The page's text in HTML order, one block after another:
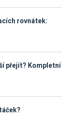
rovnátek:
přejít? Kompletní